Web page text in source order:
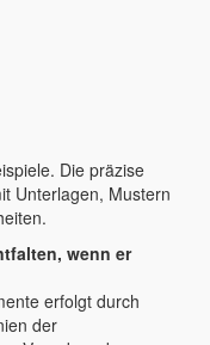
Die präzise
Unterlagen, Mustern
wenn er
erfolgt durch
der